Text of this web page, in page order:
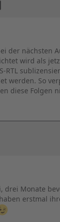
der nächsten
wird als
RTL
werden. So
diese Folgen
drei Monate
erstmal